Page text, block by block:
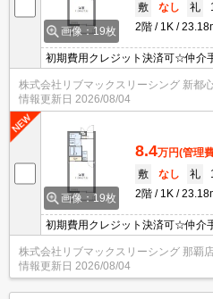
画像：19枚
敷
なし 礼
2階
1K
初期費用クレジット決済可☆仲介
家具・家電付き
株式会社リブマックスリーシング 新都
情報更新日 2026/08/04
画像：19枚
8.4万円(管理
敷
なし 礼
2階
1K
初期費用クレジット決済可☆仲介
家具・家電付き
株式会社リブマックスリーシング 那覇
情報更新日 2026/08/04